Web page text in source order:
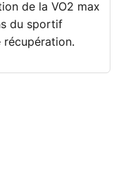
de la VO2 max
du sportif
récupération.